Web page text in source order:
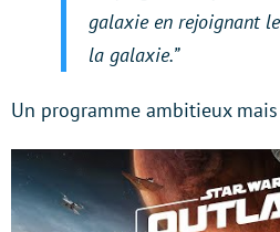
galaxie en rejoignant
la galaxie.”
Un programme ambitieux